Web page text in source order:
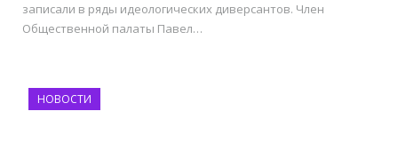
записали в ряды идеологических диверсантов. Член
Общественной палаты Павел…
НОВОСТИ